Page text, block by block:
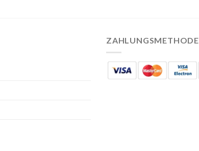
ZAHLUNGSMETHODE